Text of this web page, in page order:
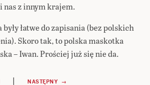
nas z innym krajem.
były łatwe do zapisania (bez polskich
Skoro tak, to polska maskotka
– Iwan. Prościej już się nie da.
| NASTĘPNY →